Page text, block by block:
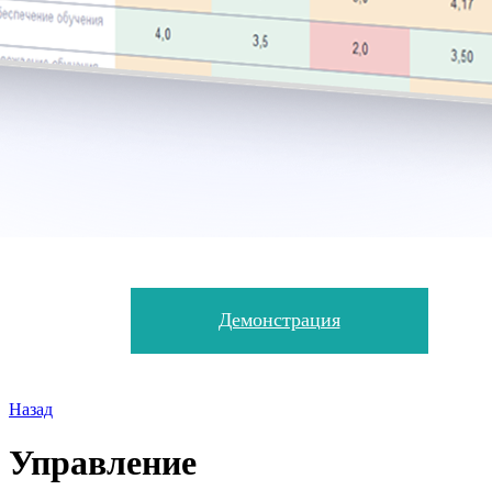
Демонстрация
Назад
Управление